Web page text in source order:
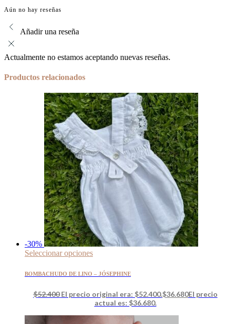
Aún no hay reseñas
Añadir una reseña
Actualmente no estamos aceptando nuevas reseñas.
Productos relacionados
-30%
Seleccionar opciones
BOMBACHUDO DE LINO – JÓSEPHINE
$52.400 El precio original era: $52.400.$36.680El precio
actual es: $36.680.